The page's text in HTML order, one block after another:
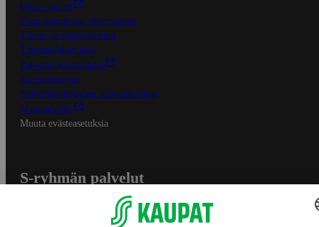
Oiva-raportit
Osuuskauppojen yhteystiedot
Tilaus- ja toimitusehdot
Tietosuojakäytäntö
Palvelun käyttöehdot
Saavutettavuus
Mobiilisovelluksen saavutettavuus
Mainostajalle
Muuta evästeasetuksia
S-ryhmän palvelut